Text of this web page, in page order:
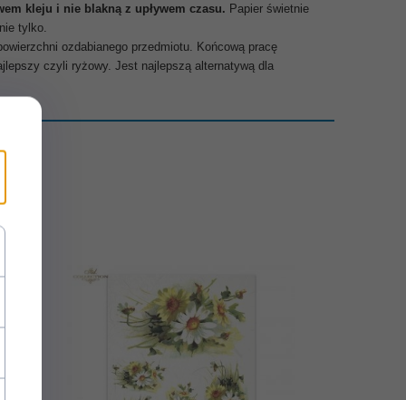
kleju i nie blakną z upływem czasu. Papier świetnie
tylko.
ozdabianego przedmiotu. Końcową pracę
czyli ryżowy. Jest najlepszą alternatywą dla